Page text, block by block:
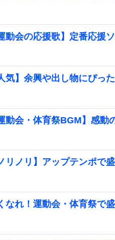
動会の応援歌】定番応援
気】余興や出し物にぴっ
動会・体育祭BGM】感
リノリ】アップテンポで
なれ！運動会・体育祭で